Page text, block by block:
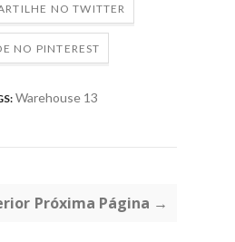
NO TWITTER
NO PINTEREST
Warehouse 13
Próxima Página →